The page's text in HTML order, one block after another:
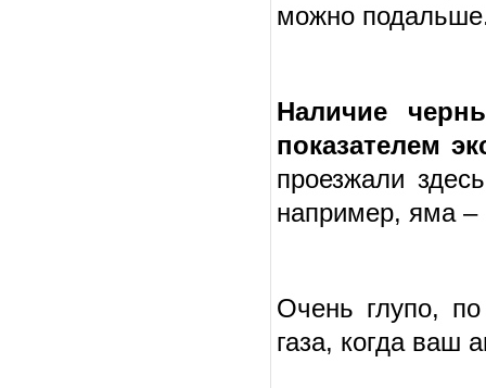
можно
Наличие
показателем
проезжали
например, яма –
Очень глупо,
газа, когда ваш